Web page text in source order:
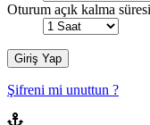
Oturum açık kalma
Şifreni mi unuttun ?